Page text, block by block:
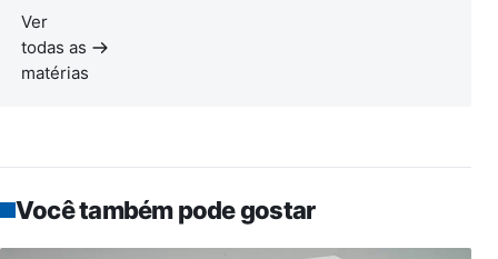
Ver
todas as
matérias
Você também pode gostar